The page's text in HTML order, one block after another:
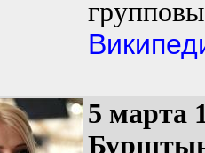
5 марта